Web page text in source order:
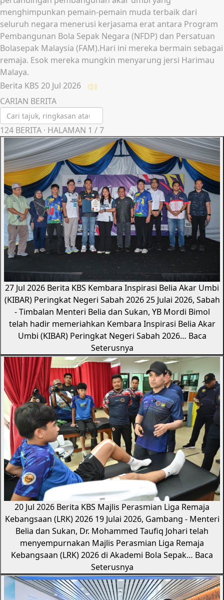
menghimpunkan pemain-pemain muda terbaik dari
seluruh negara menerusi kerjasama erat antara Program
Pembangunan Bola Sepak Negara (NFDP) dan Persatuan
Bolasepak Malaysia (FAM).Hari ini mereka bermain sebagai
remaja. Esok mereka mungkin menyarung jersi Harimau
Malaya.
Berita KBS 20 Jul 2026
Dengar
CARIAN BERITA
124 BERITA · HALAMAN 1 /7
27 Jul 2026 Berita KBS Kembara Inspirasi Belia Akar Umbi
(KIBAR) Peringkat Negeri Sabah 2026 25 Julai 2026, Sabah
- Timbalan Menteri Belia dan Sukan, YB Mordi Bimol
telah hadir memeriahkan Kembara Inspirasi Belia Akar
Umbi (KIBAR) Peringkat Negeri Sabah 2026… Baca
Seterusnya
20 Jul 2026 Berita KBS Majlis Perasmian Liga Remaja
Kebangsaan (LRK) 2026 19 Julai 2026, Gambang - Menteri
Belia dan Sukan, Dr. Mohammed Taufiq Johari telah
menyempurnakan Majlis Perasmian Liga Remaja
Kebangsaan (LRK) 2026 di Akademi Bola Sepak… Baca
Seterusnya